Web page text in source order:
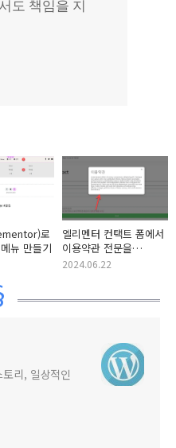
로
뉴 만들기
엘리멘터 컨택트 폼에서
이용약관 전문을
팝업으로 표시하는 방법
2024.06.22
리, 일상적인